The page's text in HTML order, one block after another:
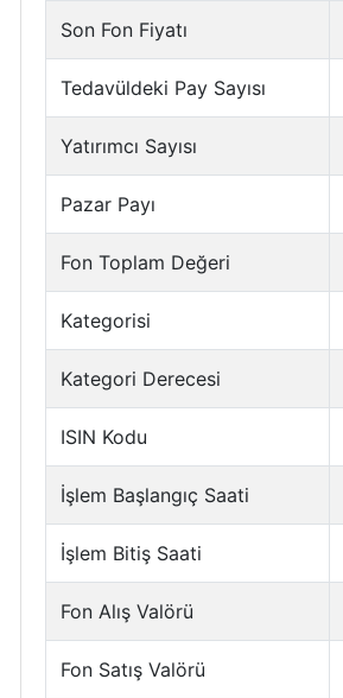
Son Fon Fiyatı
Tedavüldeki Pay Sayısı
Yatırımcı Sayısı
Pazar Payı
Fon Toplam Değeri
Kategorisi
Kategori Derecesi
ISIN Kodu
İşlem Başlangıç Saati
İşlem Bitiş Saati
Fon Alış Valörü
Fon Satış Valörü